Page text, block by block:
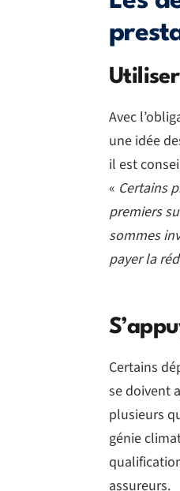
Avec
une idée
il est
« Certains
premiers
sommes
payer la
Certains
se doivent
plusieurs
génie
assureurs.